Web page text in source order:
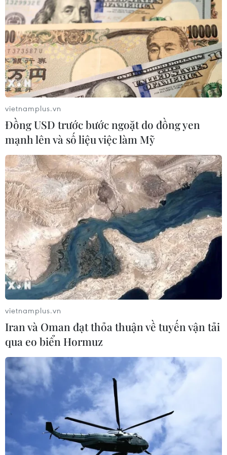
trong khuôn khổ bảng D VCK U23 châu Á.
Bùi Tiến Dũng và 90 phút đáng
quên trước U23 Triều Tiên
16/01/2020 16:10
Thủ môn Bùi Tiến Dũng bắt chính ở trận đấu quan trọng,
quyết định tấm vé đi tiếp với U23 Triều Tiên tại lượt trận
cuối bảng D vòng chung kết U23 châu Á 2020 nhưng
đã để lại ấn tượng không tốt.
vietnamplus.vn
Đồng USD trước bước ngoặt do đồng yen
mạnh lên và số liệu việc làm Mỹ
vietnamplus.vn
Iran và Oman đạt thỏa thuận về tuyến vận tải
qua eo biển Hormuz